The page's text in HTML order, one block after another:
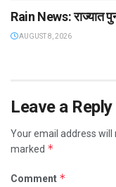
Rain News: राज्यात
AUGUST 8, 2026
Leave a Reply
Your email address will
marked *
Comment *